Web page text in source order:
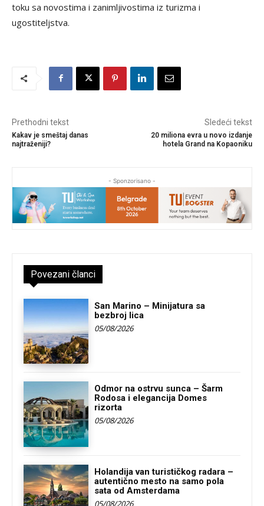
toku sa novostima i zanimljivostima iz turizma i
ugostiteljstva.
Prethodni tekst
Kakav je smeštaj danas
najtraženiji?
Sledeći tekst
20 miliona evra u novo izdanje
hotela Grand na Kopaoniku
- Sponzorisano -
Povezani članci
San Marino – Minijatura sa
bezbroj lica
05/08/2026
Odmor na ostrvu sunca – Šarm
Rodosa i elegancija Domes
rizorta
05/08/2026
Holandija van turističkog radara –
autentično mesto na samo pola
sata od Amsterdama
05/08/2026